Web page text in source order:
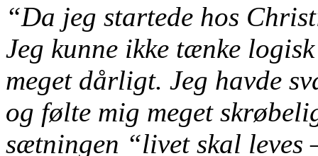
“Da jeg startede hos
Jeg kunne ikke tænke
meget dårligt. Jeg havde
og følte mig meget
sætningen “livet skal leves